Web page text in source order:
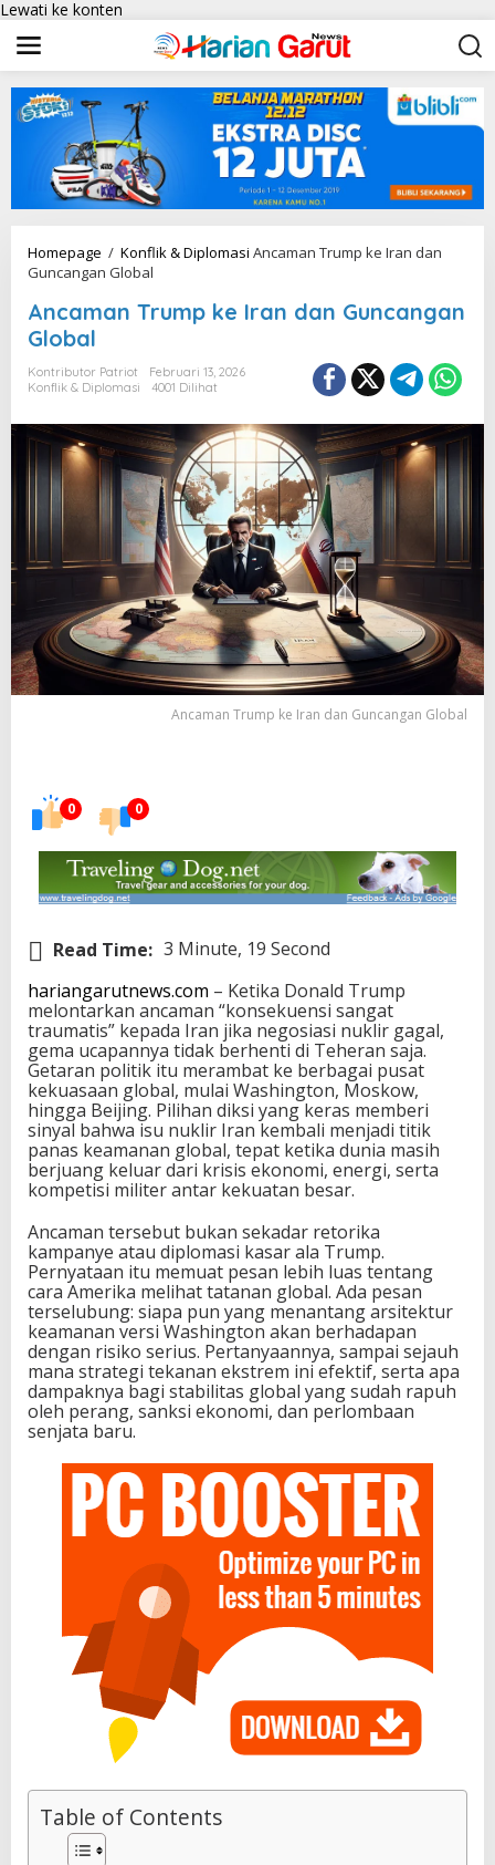
Lewati ke konten
Homepage / Konflik & Diplomasi Ancaman Trump ke Iran dan
Guncangan Global
Ancaman Trump ke Iran dan Guncangan
Global
Kontributor Patriot
Februari 13, 2026
Konflik & Diplomasi
4001 Dilihat
Ancaman Trump ke Iran dan Guncangan Global
0 0
Read Time: 3 Minute, 19 Second
hariangarutnews.com – Ketika Donald Trump
melontarkan ancaman “konsekuensi sangat
traumatis” kepada Iran jika negosiasi nuklir gagal,
gema ucapannya tidak berhenti di Teheran saja.
Getaran politik itu merambat ke berbagai pusat
kekuasaan global, mulai Washington, Moskow,
hingga Beijing. Pilihan diksi yang keras memberi
sinyal bahwa isu nuklir Iran kembali menjadi titik
panas keamanan global, tepat ketika dunia masih
berjuang keluar dari krisis ekonomi, energi, serta
kompetisi militer antar kekuatan besar.
Ancaman tersebut bukan sekadar retorika
kampanye atau diplomasi kasar ala Trump.
Pernyataan itu memuat pesan lebih luas tentang
cara Amerika melihat tatanan global. Ada pesan
terselubung: siapa pun yang menantang arsitektur
keamanan versi Washington akan berhadapan
dengan risiko serius. Pertanyaannya, sampai sejauh
mana strategi tekanan ekstrem ini efektif, serta apa
dampaknya bagi stabilitas global yang sudah rapuh
oleh perang, sanksi ekonomi, dan perlombaan
senjata baru.
Table of Contents